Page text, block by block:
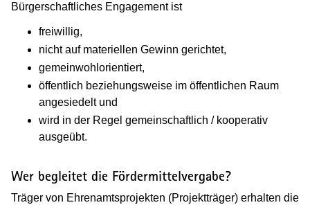
Bürgerschaftliches Engagement ist
freiwillig,
nicht auf materiellen Gewinn gerichtet,
gemeinwohlorientiert,
öffentlich beziehungsweise im öffentlichen Raum
angesiedelt und
wird in der Regel gemeinschaftlich / kooperativ
ausgeübt.
Wer begleitet die Fördermittelvergabe?
Träger von Ehrenamtsprojekten (Projektträger) erhalten die